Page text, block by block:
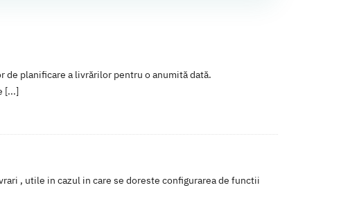
planificare a livrărilor pentru o anumită dată.
[...]
, utile in cazul in care se doreste configurarea de functii